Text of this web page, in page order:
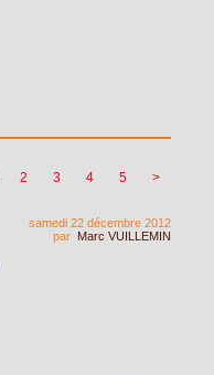
2 3 4 5 >
samedi 22 décembre 2012
par Marc VUILLEMIN